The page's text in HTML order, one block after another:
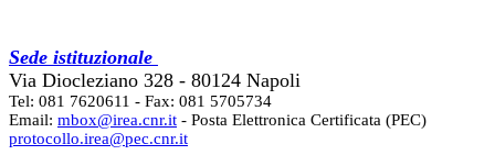
Sede istituzionale
Via Diocleziano 328 - 80124 Napoli
Tel: 081 7620611 - Fax: 081 5705734
Email: mbox@irea.cnr.it - Posta Elettronica Certificata (PEC)
protocollo.irea@pec.cnr.it